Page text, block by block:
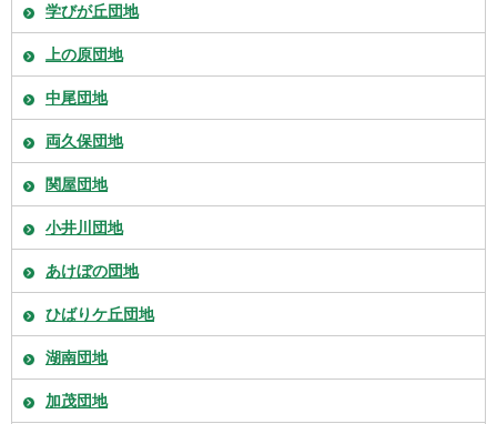
学びが丘団地
上の原団地
中尾団地
両久保団地
関屋団地
小井川団地
あけぼの団地
ひばりケ丘団地
湖南団地
加茂団地